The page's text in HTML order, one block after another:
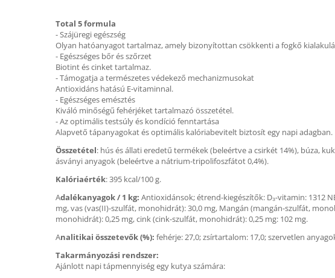
Total 5 formula
- Szájüregi egészség
Olyan hatóanyagot tartalmaz, amely bizonyítottan csökkenti a fogkő
- Egészséges bőr és szőrzet
Biotint és cinket tartalmaz.
- Támogatja a természetes védekező mechanizmusokat
Antioxidáns hatású E-vitaminnal.
- Egészséges emésztés
Kiváló minőségű fehérjéket tartalmazó összetétel.
- Az optimális testsúly és kondíció fenntartása
Alapvető tápanyagokat és optimális kalóriabevitelt biztosít egy napi adagban.
Összetétel: hús és állati eredetű termékek (beleértve a csirkét 14%), búza,
ásványi anyagok (beleértve a nátrium-tripolifoszfátot 0,4%).
Kalóriaérték: 395 kcal/100 g.
Adalékanyagok / 1 kg: Antioxidánsok; étrend-kiegészítők: D₃-vitamin: 1312
mg, vas (vas(II)-szulfát, monohidrát): 30,0 mg, Mangán (mangán-szulfát,
monohidrát): 0,25 mg, cink (cink-szulfát, monohidrát): 0,25 mg: 102 mg.
Analitikai összetevők (%): fehérje: 27,0; zsírtartalom: 17,0; szervetlen
Takarmányozási rendszer:
Ajánlott napi tápmennyiség egy kutya számára: